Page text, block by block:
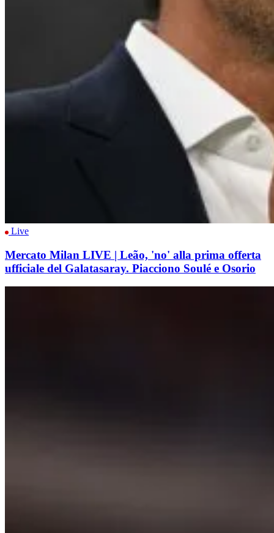
Live
Mercato Milan LIVE | Leão, 'no' alla prima offerta
ufficiale del Galatasaray. Piacciono Soulé e Osorio